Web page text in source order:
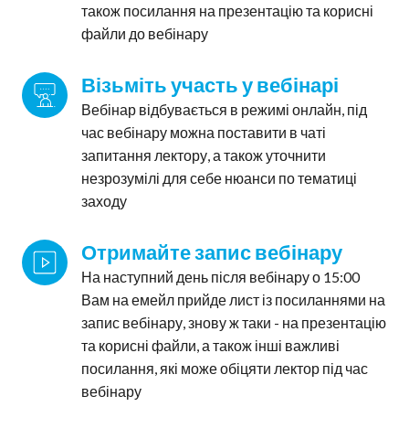
також посилання на презентацію та корисні
файли до вебінару
Візьміть участь у вебінарі
Вебінар відбувається в режимі онлайн, під
час вебінару можна поставити в чаті
запитання лектору, а також уточнити
незрозумілі для себе нюанси по тематиці
заходу
Отримайте запис вебінару
На наступний день після вебінару о 15:00
Вам на емейл прийде лист із посиланнями на
запис вебінару, знову ж таки - на презентацію
та корисні файли, а також інші важливі
посилання, які може обіцяти лектор під час
вебінару